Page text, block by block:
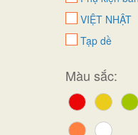
VIỆT NHẬT
Tạp dề
Khăn lau dĩa
Rugs &
khăn
Màu sắc: